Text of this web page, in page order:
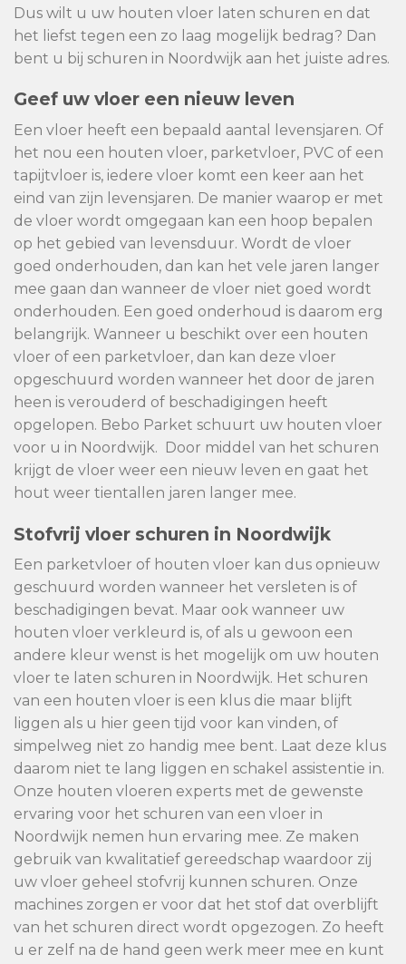
Dus wilt u uw houten vloer laten schuren en dat
het liefst tegen een zo laag mogelijk bedrag? Dan
bent u bij schuren in Noordwijk aan het juiste adres.
Geef uw vloer een nieuw leven
Een vloer heeft een bepaald aantal levensjaren. Of
het nou een houten vloer, parketvloer, PVC of een
tapijtvloer is, iedere vloer komt een keer aan het
eind van zijn levensjaren. De manier waarop er met
de vloer wordt omgegaan kan een hoop bepalen
op het gebied van levensduur. Wordt de vloer
goed onderhouden, dan kan het vele jaren langer
mee gaan dan wanneer de vloer niet goed wordt
onderhouden. Een goed onderhoud is daarom erg
belangrijk. Wanneer u beschikt over een houten
vloer of een parketvloer, dan kan deze vloer
opgeschuurd worden wanneer het door de jaren
heen is verouderd of beschadigingen heeft
opgelopen. Bebo Parket schuurt uw houten vloer
voor u in Noordwijk. Door middel van het schuren
krijgt de vloer weer een nieuw leven en gaat het
hout weer tientallen jaren langer mee.
Stofvrij vloer schuren in Noordwijk
Een parketvloer of houten vloer kan dus opnieuw
geschuurd worden wanneer het versleten is of
beschadigingen bevat. Maar ook wanneer uw
houten vloer verkleurd is, of als u gewoon een
andere kleur wenst is het mogelijk om uw houten
vloer te laten schuren in Noordwijk. Het schuren
van een houten vloer is een klus die maar blijft
liggen als u hier geen tijd voor kan vinden, of
simpelweg niet zo handig mee bent. Laat deze klus
daarom niet te lang liggen en schakel assistentie in.
Onze houten vloeren experts met de gewenste
ervaring voor het schuren van een vloer in
Noordwijk nemen hun ervaring mee. Ze maken
gebruik van kwalitatief gereedschap waardoor zij
uw vloer geheel stofvrij kunnen schuren. Onze
machines zorgen er voor dat het stof dat overblijft
van het schuren direct wordt opgezogen. Zo heeft
u er zelf na de hand geen werk meer mee en kunt